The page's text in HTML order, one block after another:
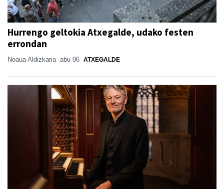
Hurrengo geltokia Atxegalde, udako festen
errondan
Noaua Aldizkaria abu 06 ATXEGALDE